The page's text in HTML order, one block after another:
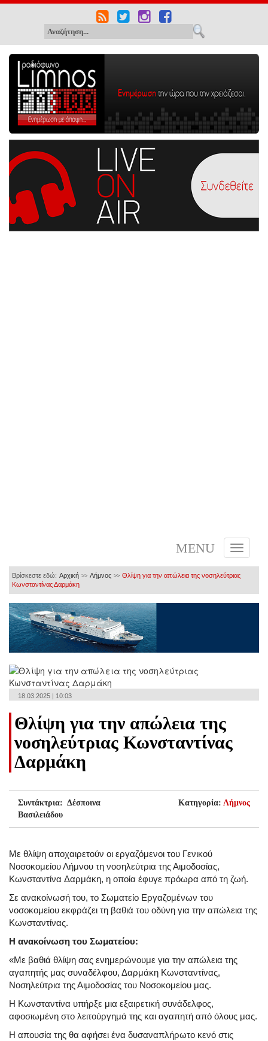
MENU
Βρίσκεστε εδώ: Αρχική >> Λήμνος >> Θλίψη για την απώλεια της νοσηλεύτριας
Κωνσταντίνας Δαρμάκη
18.03.2025 | 10:03
Θλίψη για την απώλεια της
νοσηλεύτριας Κωνσταντίνας
Δαρμάκη
Συντάκτρια: Δέσποινα
Βασιλειάδου
Κατηγορία: Λήμνος
Με θλίψη αποχαιρετούν οι εργαζόμενοι του Γενικού
Νοσοκομείου Λήμνου τη νοσηλεύτρια της Αιμοδοσίας,
Κωνσταντίνα Δαρμάκη, η οποία έφυγε πρόωρα από τη ζωή.
Σε ανακοίνωσή του, το Σωματείο Εργαζομένων του
νοσοκομείου εκφράζει τη βαθιά του οδύνη για την απώλεια της
Κωνσταντίνας.
Η ανακοίνωση του Σωματείου:
«Με βαθιά θλίψη σας ενημερώνουμε για την απώλεια της
αγαπητής μας συναδέλφου, Δαρμάκη Κωνσταντίνας,
Νοσηλεύτρια της Αιμοδοσίας του Νοσοκομείου μας.
Η Κωνσταντίνα υπήρξε μια εξαιρετική συνάδελφος,
αφοσιωμένη στο λειτούργημά της και αγαπητή από όλους μας.
Η απουσία της θα αφήσει ένα δυσαναπλήρωτο κενό στις